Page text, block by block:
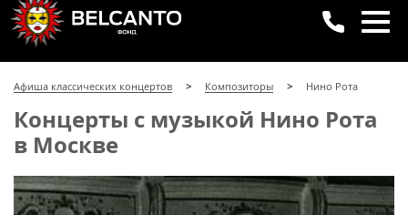
8 (499) 923-22-78
8 (800) 770-09-71
Афиша классических концертов Композиторы Нино Рота
Концерты с музыкой Нино Рота
в Москве